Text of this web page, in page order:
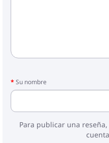
Su nombre
Para publicar una